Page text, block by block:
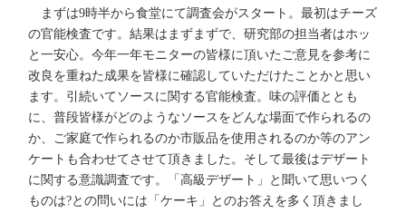
まずは9時半から食堂にて調査会がスタート。最初はチーズ
の官能検査です。結果はまずまずで、研究部の担当者はホッ
と一安心。今年一年モニターの皆様に頂いたご意見を参考に
改良を重ねた成果を皆様に確認していただけたことかと思い
ます。引続いてソースに関する官能検査。味の評価ととも
に、普段皆様がどのようなソースをどんな場面で作られるの
か、ご家庭で作られるのか市販品を使用されるのか等のアン
ケートも合わせてさせて頂きました。そして最後はデザート
に関する意識調査です。「高級デザート」と聞いて思いつく
ものは?との問いには「ケーキ」とのお答えを多く頂きまし